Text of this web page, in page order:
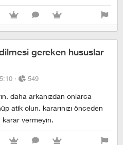
gereken hususlar
· 549
daha arkanızdan onlarca
atik olun. kararınızı önceden
vermeyin.